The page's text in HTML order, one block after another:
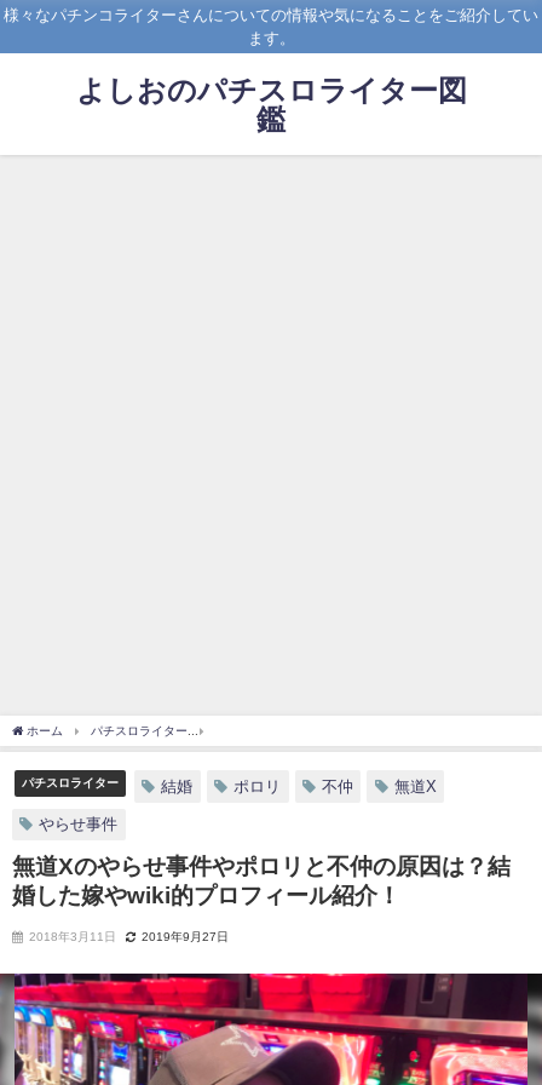
様々なパチンコライターさんについての情報や気になることをご紹介してい
ます。
よしおのパチスロライター図
鑑
ホーム パチスロライター
パチスロライター 結婚 ポロリ 不仲 無道X
やらせ事件
無道Xのやらせ事件やポロリと不仲の原因は？結
婚した嫁やwiki的プロフィール紹介！
2018年3月11日 2019年9月27日